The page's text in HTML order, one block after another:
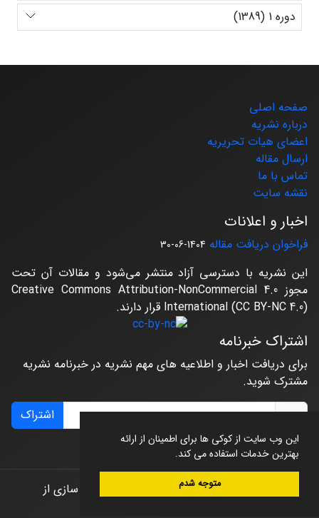
این وب سایت از کوکی ها برای اطمینان از ارائه
بهترین خدمات استفاده می کند.
متوجه شدم
دوره 1 (1389)
صفحه اصلی
درباره نشریه
اعضای هیات تحریریه
ارسال مقاله
تماس با ما
نقشه سایت
اخبار و اعلانات
فراخوان دریافت مقاله 1404-06-30
این نشریه با دسترسی آزاد منتشر می‌شود و مقالات آن تحت
مجوز Creative Commons Attribution-NonCommercial 4.0
International (CC BY-NC 4.0) قرار دارند.
اشتراک خبرنامه
برای دریافت اخبار و اطلاعیه های مهم نشریه در خبرنامه نشریه
مشترک شوید.
اشتراک
© سامانه مدیریت نشریات علمی.
طراحی و پیاده سازی از